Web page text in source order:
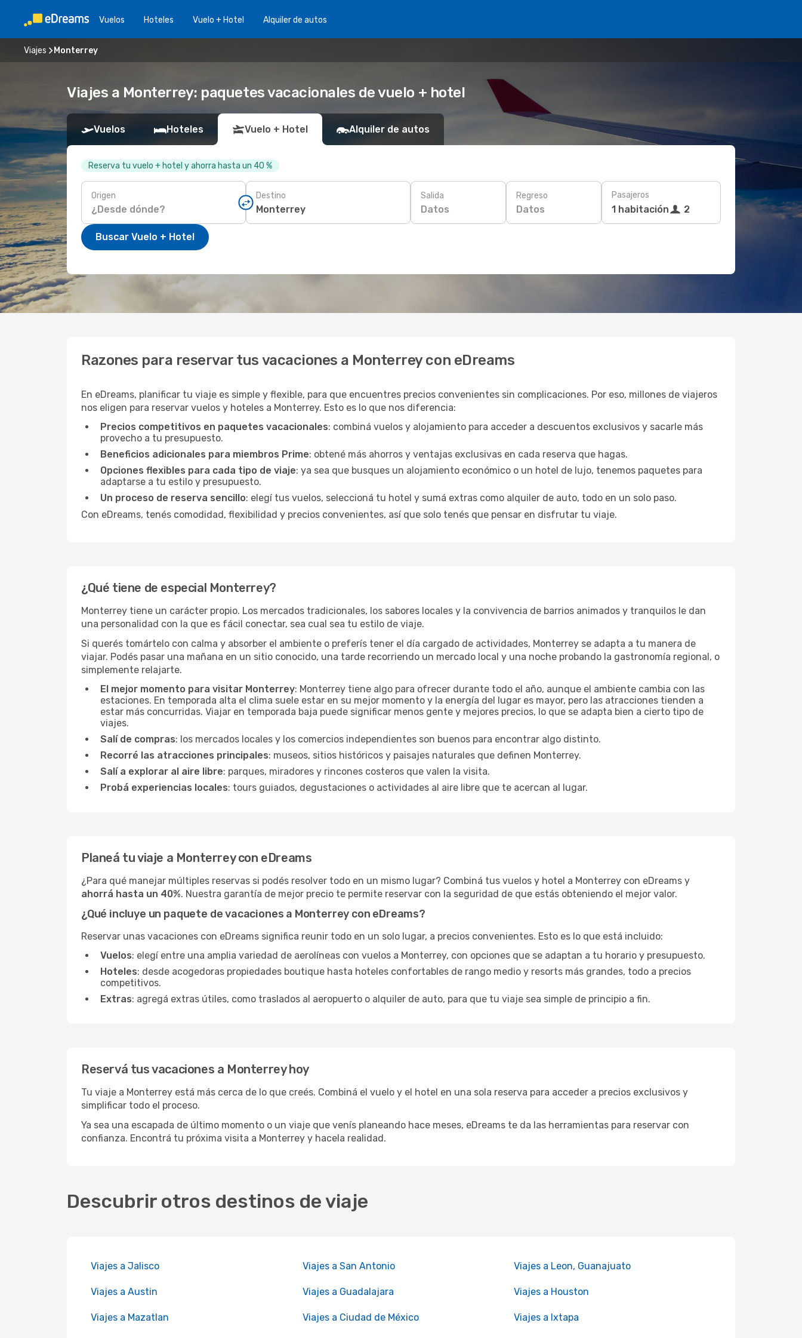
Vuelos Hoteles Vuelo + Hotel Alquiler de autos
Viajes Monterrey
Viajes a Monterrey: paquetes vacacionales de vuelo + hotel
Vuelos Hoteles Vuelo + Hotel Alquiler de autos
Reserva tu vuelo + hotel y ahorra hasta un 40 %
Origen Destino Salida
Datos
Regreso
Datos
Pasajeros
1 habitación 2
Buscar Vuelo + Hotel
Razones para reservar tus vacaciones a Monterrey con eDreams
En eDreams, planificar tu viaje es simple y flexible, para que encuentres precios convenientes sin complicaciones. Por eso, millones de viajeros
nos eligen para reservar vuelos y hoteles a Monterrey. Esto es lo que nos diferencia:
Precios competitivos en paquetes vacacionales: combiná vuelos y alojamiento para acceder a descuentos exclusivos y sacarle más
provecho a tu presupuesto.
Beneficios adicionales para miembros Prime: obtené más ahorros y ventajas exclusivas en cada reserva que hagas.
Opciones flexibles para cada tipo de viaje: ya sea que busques un alojamiento económico o un hotel de lujo, tenemos paquetes para
adaptarse a tu estilo y presupuesto.
Un proceso de reserva sencillo: elegí tus vuelos, seleccioná tu hotel y sumá extras como alquiler de auto, todo en un solo paso.
Con eDreams, tenés comodidad, flexibilidad y precios convenientes, así que solo tenés que pensar en disfrutar tu viaje.
¿Qué tiene de especial Monterrey?
Monterrey tiene un carácter propio. Los mercados tradicionales, los sabores locales y la convivencia de barrios animados y tranquilos le dan
una personalidad con la que es fácil conectar, sea cual sea tu estilo de viaje.
Si querés tomártelo con calma y absorber el ambiente o preferís tener el día cargado de actividades, Monterrey se adapta a tu manera de
viajar. Podés pasar una mañana en un sitio conocido, una tarde recorriendo un mercado local y una noche probando la gastronomía regional, o
simplemente relajarte.
El mejor momento para visitar Monterrey: Monterrey tiene algo para ofrecer durante todo el año, aunque el ambiente cambia con las
estaciones. En temporada alta el clima suele estar en su mejor momento y la energía del lugar es mayor, pero las atracciones tienden a
estar más concurridas. Viajar en temporada baja puede significar menos gente y mejores precios, lo que se adapta bien a cierto tipo de
viajes.
Salí de compras: los mercados locales y los comercios independientes son buenos para encontrar algo distinto.
Recorré las atracciones principales: museos, sitios históricos y paisajes naturales que definen Monterrey.
Salí a explorar al aire libre: parques, miradores y rincones costeros que valen la visita.
Probá experiencias locales: tours guiados, degustaciones o actividades al aire libre que te acercan al lugar.
Planeá tu viaje a Monterrey con eDreams
¿Para qué manejar múltiples reservas si podés resolver todo en un mismo lugar? Combiná tus vuelos y hotel a Monterrey con eDreams y
ahorrá hasta un 40%. Nuestra garantía de mejor precio te permite reservar con la seguridad de que estás obteniendo el mejor valor.
¿Qué incluye un paquete de vacaciones a Monterrey con eDreams?
Reservar unas vacaciones con eDreams significa reunir todo en un solo lugar, a precios convenientes. Esto es lo que está incluido:
Vuelos: elegí entre una amplia variedad de aerolíneas con vuelos a Monterrey, con opciones que se adaptan a tu horario y presupuesto.
Hoteles: desde acogedoras propiedades boutique hasta hoteles confortables de rango medio y resorts más grandes, todo a precios
competitivos.
Extras: agregá extras útiles, como traslados al aeropuerto o alquiler de auto, para que tu viaje sea simple de principio a fin.
Reservá tus vacaciones a Monterrey hoy
Tu viaje a Monterrey está más cerca de lo que creés. Combiná el vuelo y el hotel en una sola reserva para acceder a precios exclusivos y
simplificar todo el proceso.
Ya sea una escapada de último momento o un viaje que venís planeando hace meses, eDreams te da las herramientas para reservar con
confianza. Encontrá tu próxima visita a Monterrey y hacela realidad.
Descubrir otros destinos de viaje
Viajes a Jalisco Viajes a San Antonio Viajes a Leon, Guanajuato
Viajes a Austin Viajes a Guadalajara Viajes a Houston
Viajes a Mazatlan Viajes a Ciudad de México Viajes a Ixtapa